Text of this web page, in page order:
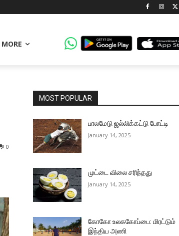
MORE
0
MOST POPULAR
பாலமேடு ஜல்லிக்கட்டு போட்டி
January 14, 2025
முட்டை விலை சரிந்தது
January 14, 2025
கோகோ உலககோப்பை: மிரட்டும்
இந்திய அணி